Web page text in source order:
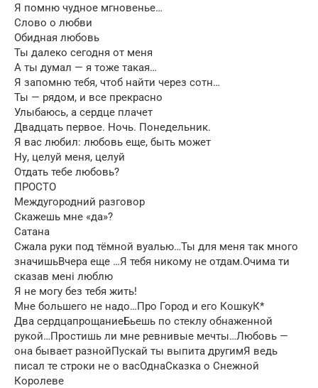
Я помню чудное мгновенье…
Слово о любви
Обидная любовь
Ты далеко сегодня от меня
А ты думал — я тоже такая…
Я запомню тебя, чтоб найти через сотн…
Ты — рядом, и все прекрасно
Улыбаюсь, а сердце плачет
Двадцать первое. Ночь. Понедельник.
Я вас любил: любовь еще, быть может
Ну, целуй меня, целуй
Отдать тебе любовь?
ПРОСТО
Междугородний разговор
Скажешь мне «да»?
Сатана
Сжала руки под тёмной вуалью…Ты для меня так много
значишьВчера еще …Я тебя никому не отдам.Очима ти
сказав мені люблю
Я не могу без тебя жить!
Мне большего не надо…Про Город и его КошкуК*
Два сердцапрощаниеБьешь по стеклу обнаженной
рукой…Простишь ли мне ревнивые мечты…Любовь —
она бывает разнойПускай ты выпита другимЯ ведь
писал те строки не о васОднаСказка о Снежной
Королеве